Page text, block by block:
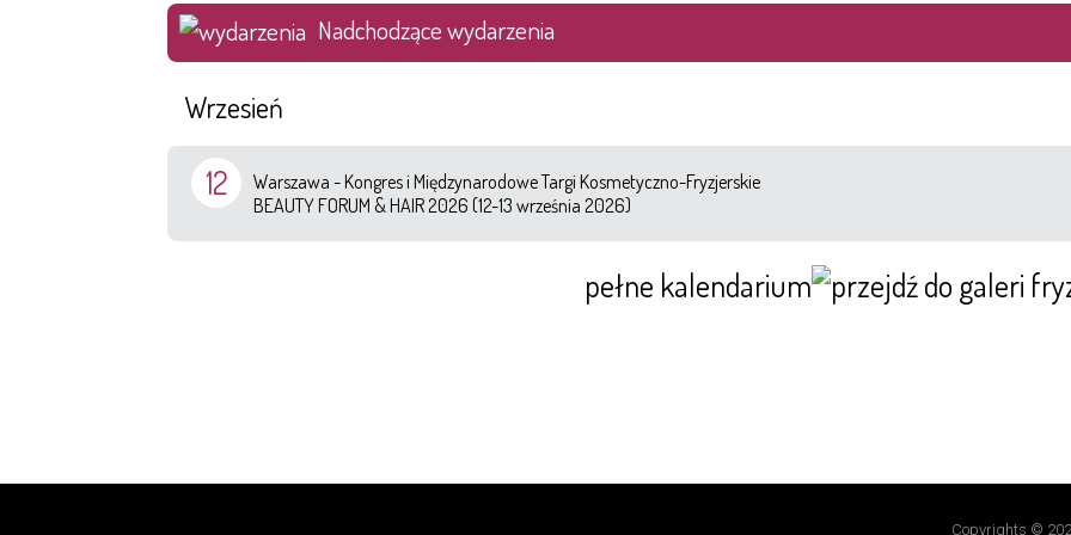
Nadchodzące wydarzenia
Wrzesień
12
Warszawa - Kongres i Międzynarodowe Targi Kosmetyczno-Fryzjerskie
BEAUTY FORUM & HAIR 2026 (12-13 września 2026)
pełne kalendarium
Copyrights ©